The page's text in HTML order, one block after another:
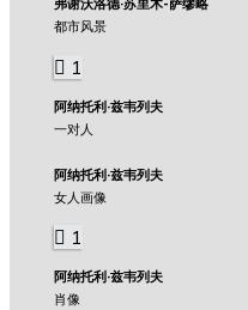
弗谢沃洛德·苏里木-萨缪略
都市风景
1
阿纳托利·兹韦列夫
一对人
阿纳托利·兹韦列夫
女人画像
1
阿纳托利·兹韦列夫
肖像